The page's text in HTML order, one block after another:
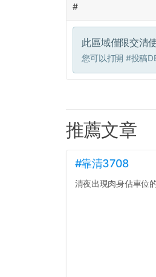
#
此區域僅限交清
您可以打開 #投稿
推薦文章
#靠清3708
清夜出現肉身佔車位